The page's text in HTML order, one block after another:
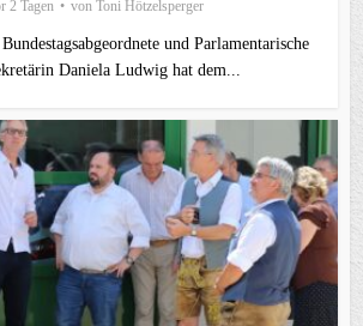
2 Tagen von Toni Hötzelsperger
und Parlamentarische
Daniela Ludwig hat dem...